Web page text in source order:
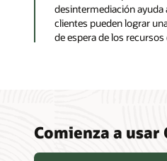
desintermediación ayuda
clientes pueden lograr
de espera de los recursos
Comienza a usar